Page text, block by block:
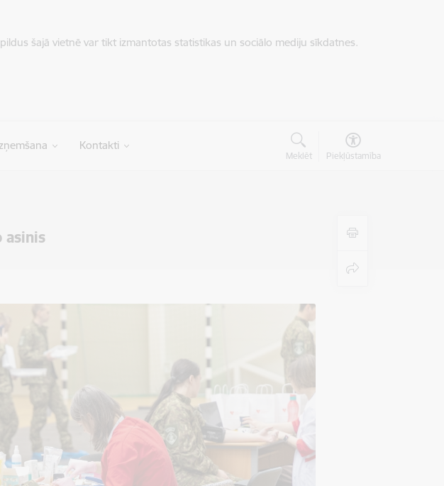
šajā vietnē var tikt izmantotas statistikas un sociālo mediju sīkdatnes.
Kontakti
Meklēt Piekļūstamība
asinis